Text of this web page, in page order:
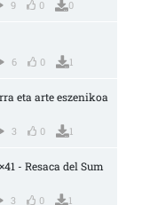
9 0 0
6 0 1
eta arte eszenikoa
3 0 1
- Resaca del Sum
3 0 1